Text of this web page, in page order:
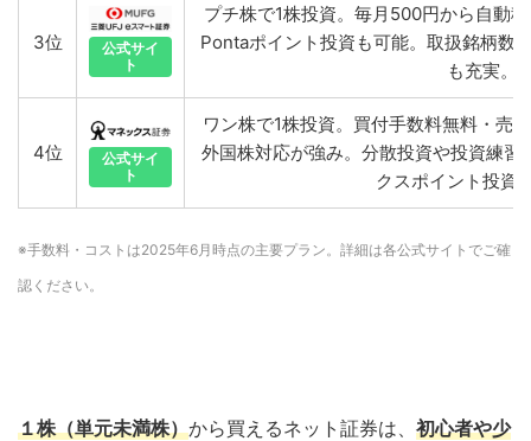
3位
公式サイ
ト
プチ株で1株投資。毎月500円から自動
Pontaポイント投資も可能。取扱銘柄数
も充実。
4位
公式サイ
ト
ワン株で1株投資。買付手数料無料・売
外国株対応が強み。分散投資や投資練習
クスポイント投資
※手数料・コストは2025年6月時点の主要プラン。詳細は各公式サイトでご確
認ください。
１株（単元未満株）から買えるネット証券は、 初心者や少